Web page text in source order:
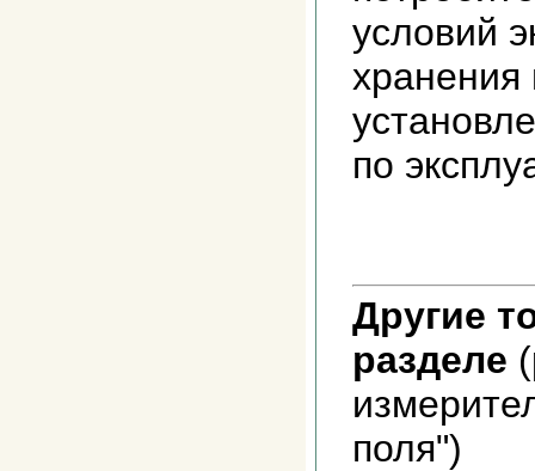
условий
хранения
по
Другие
разделе
поля")